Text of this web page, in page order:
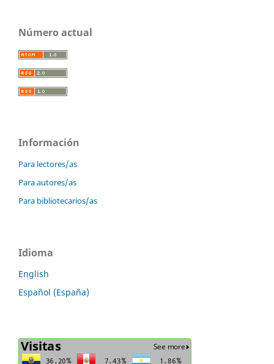
Número actual
Información
Para lectores/as
Para autores/as
Para bibliotecarios/as
Idioma
English
Español (España)